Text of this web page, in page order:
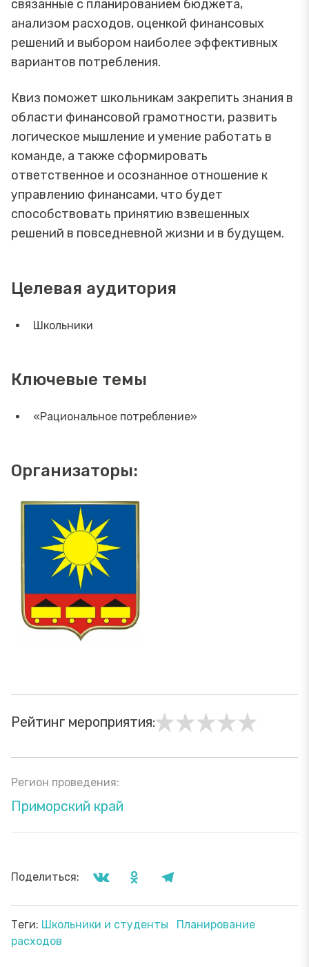
связанные с планированием бюджета,
анализом расходов, оценкой финансовых
решений и выбором наиболее эффективных
вариантов потребления.
Квиз поможет школьникам закрепить знания в
области финансовой грамотности, развить
логическое мышление и умение работать в
команде, а также сформировать
ответственное и осознанное отношение к
управлению финансами, что будет
способствовать принятию взвешенных
решений в повседневной жизни и в будущем.
Целевая аудитория
Школьники
Ключевые темы
«Рациональное потребление»
Организаторы:
Рейтинг мероприятия:
Регион проведения:
Приморский край
Поделиться:
Теги: Школьники и студенты
Планирование
расходов